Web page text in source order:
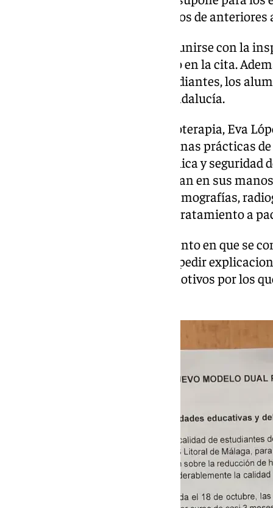
curso» respecto a los compañeros de anteriores
Muñoz, por su parte, trató de reunirse con la
al IES Litoral, que no se personó en la cita.
del centro remitieron a los estudiantes, los
comunicación de la Junta de Andalucía.
La delegada de primero de Radioterapia, Eva
cuestión en la importancia de unas prácticas
importantes para la «salud pública y seguridad
estudiantes serán quienes tengan en sus
mediante TAC, resonancias, mamografías,
biopsias, además de realizar el tratamiento a
Los estudiantes, desde el momento en que se
comenzaron a recoger firmas y pedir
escrito, en el que exponen los motivos por los